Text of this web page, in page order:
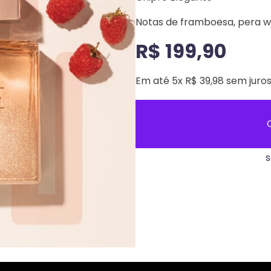
Notas de framboesa, pera
R$ 199,90
Em até 5x R$ 39,98 sem juros